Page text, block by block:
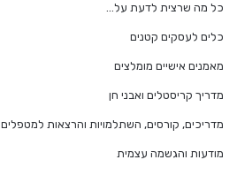
כל מה שרצית לדעת על…
כלים לעסקים קטנים
מאמנים אישיים מומלצים
מדריך קריסטלים ואבני חן
מדריכים, קורסים, השתלמויות והרצאות למטפלים
מודעות והגשמה עצמית